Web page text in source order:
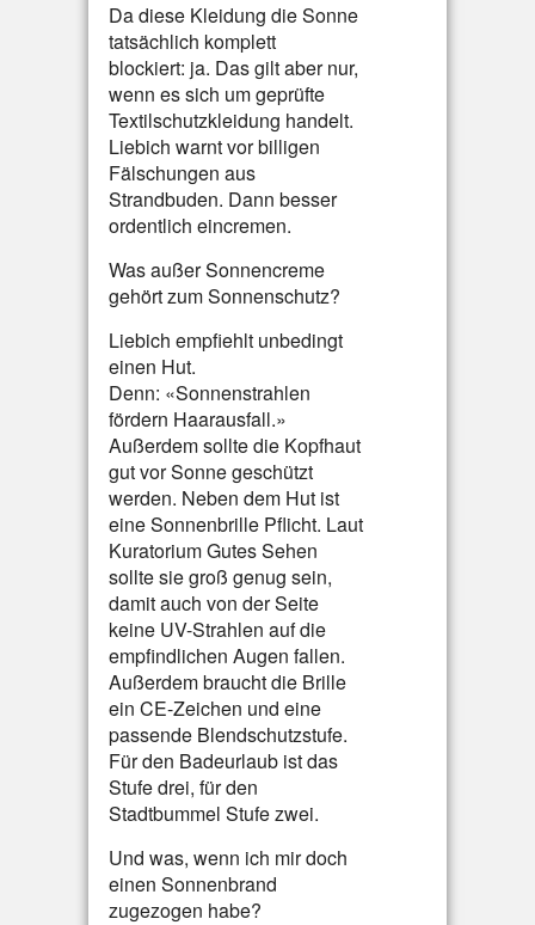
Da diese Kleidung die Sonne
tatsächlich komplett
blockiert: ja. Das gilt aber nur,
wenn es sich um geprüfte
Textilschutzkleidung handelt.
Liebich warnt vor billigen
Fälschungen aus
Strandbuden. Dann besser
ordentlich eincremen.
Was außer Sonnencreme
gehört zum Sonnenschutz?
Liebich empfiehlt unbedingt
einen Hut.
Denn: «Sonnenstrahlen
fördern Haarausfall.»
Außerdem sollte die Kopfhaut
gut vor Sonne geschützt
werden. Neben dem Hut ist
eine Sonnenbrille Pflicht. Laut
Kuratorium Gutes Sehen
sollte sie groß genug sein,
damit auch von der Seite
keine UV-Strahlen auf die
empfindlichen Augen fallen.
Außerdem braucht die Brille
ein CE-Zeichen und eine
passende Blendschutzstufe.
Für den Badeurlaub ist das
Stufe drei, für den
Stadtbummel Stufe zwei.
Und was, wenn ich mir doch
einen Sonnenbrand
zugezogen habe?